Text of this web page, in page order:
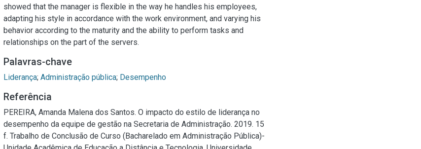
showed that the manager is flexible in the way he handles his employees,
adapting his style in accordance with the work environment, and varying his
behavior according to the maturity and the ability to perform tasks and
relationships on the part of the servers.
Palavras-chave
Liderança; Administração pública; Desempenho
Referência
PEREIRA, Amanda Malena dos Santos. O impacto do estilo de liderança no
desempenho da equipe de gestão na Secretaria de Administração. 2019. 15
f. Trabalho de Conclusão de Curso (Bacharelado em Administração Pública)-